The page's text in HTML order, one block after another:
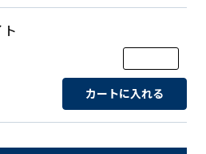
カートに入れる